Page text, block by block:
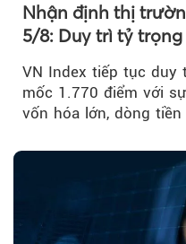
Nhận định thị
5/8: Duy trì tỷ
VN Index tiếp tục duy
mốc 1.770 điểm với
vốn hóa lớn, dòng